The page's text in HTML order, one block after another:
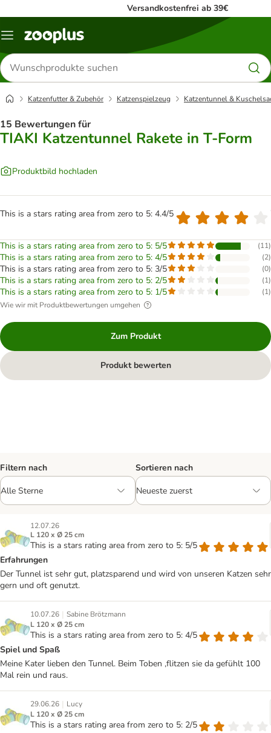
Versandkostenfrei ab 39€
Menü
Produkte
suchen
Katzenfutter & Zubehör Katzenspielzeug Katzentunnel &
15 Bewertungen für
TIAKI Katzentunnel Rakete in T-Form
Produktbild hochladen
This is a stars rating area from zero to 5: 4.4/5
This is a stars rating area from zero to 5: 5/5 (11)
This is a stars rating area from zero to 5: 4/5 (2)
This is a stars rating area from zero to 5: 3/5 (0)
This is a stars rating area from zero to 5: 2/5 (1)
This is a stars rating area from zero to 5: 1/5 (1)
Wie wir mit Produktbewertungen umgehen
Zum Produkt
Produkt bewerten
Filtern nach Sortieren nach
12.07.26
L 120 x Ø 25 cm
This is a stars rating area from zero to 5: 5/5
Erfahrungen
Der Tunnel ist sehr gut, platzsparend und wird von unseren Katzen sehr
gern und oft genutzt.
10.07.26 | Sabine Brötzmann
L 120 x Ø 25 cm
This is a stars rating area from zero to 5: 4/5
Spiel und Spaß
Meine Kater lieben den Tunnel. Beim Toben ,flitzen sie da gefühlt 100
Mal rein und raus.
29.06.26 | Lucy
L 120 x Ø 25 cm
This is a stars rating area from zero to 5: 2/5